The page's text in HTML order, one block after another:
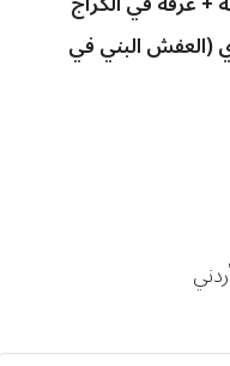
(العفش البني في